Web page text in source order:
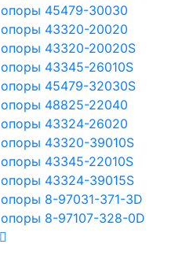
45479-30030
43320-20020
43320-20020S
43345-26010S
45479-32030S
48825-22040
43324-26020
43320-39010S
43345-22010S
43324-39015S
8-97031-371-3D
8-97107-328-0D